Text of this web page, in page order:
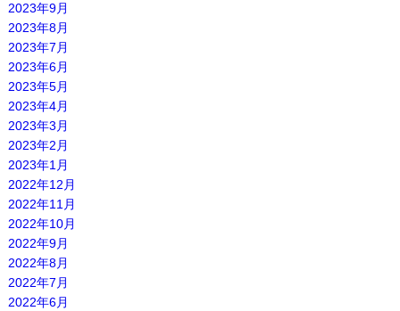
2023年9月
2023年8月
2023年7月
2023年6月
2023年5月
2023年4月
2023年3月
2023年2月
2023年1月
2022年12月
2022年11月
2022年10月
2022年9月
2022年8月
2022年7月
2022年6月